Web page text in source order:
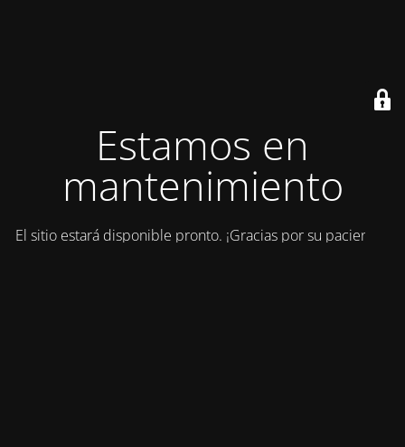
Estamos en
mantenimiento
El sitio estará disponible pronto. ¡Gracias por su paciencia!